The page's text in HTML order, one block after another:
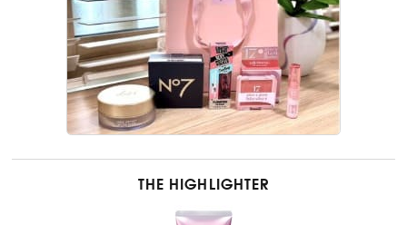
THE HIGHLIGHTER